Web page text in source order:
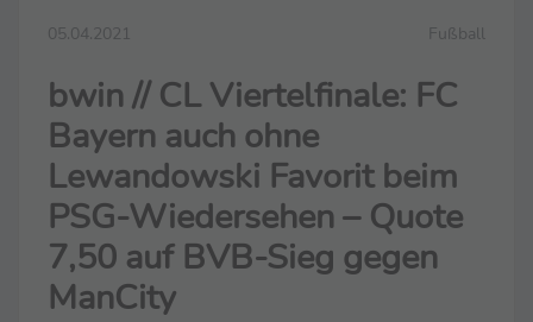
05.04.2021 Fußball
bwin // CL Viertelfinale: FC
Bayern auch ohne
Lewandowski Favorit beim
PSG-Wiedersehen – Quote
7,50 auf BVB-Sieg gegen
ManCity